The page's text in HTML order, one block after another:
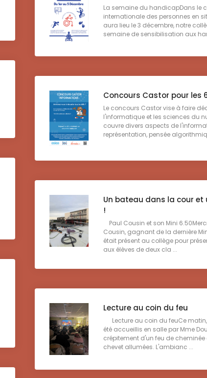
La semaine du handicapDans le
internationale des personnes en
aura lieu le 3 décembre, notre
semaine de sensibilisation aux
Concours Castor pour les
Le concours Castor vise à faire
l'informatique et les sciences du
couvre divers aspects de
représentation, pensée
Un bateau dans la cour et
!
Paul Cousin et son Mini
Cousin, gagnant de la dernière
était présent au collège pour
aux élèves de deux cla ...
Lecture au coin du feu
Lecture au coin du feuCe
été accueillis en salle par Mme
crépitement d'un feu de
chevet allumées. L'ambianc ...